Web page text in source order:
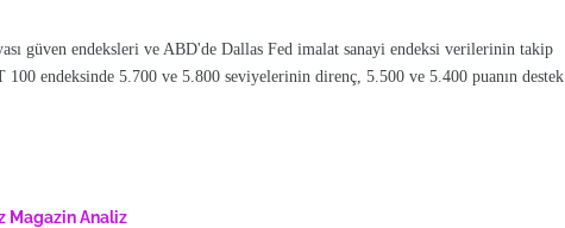
güven endeksleri ve ABD'de Dallas Fed imalat sanayi endeksi verilerinin takip
endeksinde 5.700 ve 5.800 seviyelerinin direnç, 5.500 ve 5.400 puanın destek
Magazin Analiz